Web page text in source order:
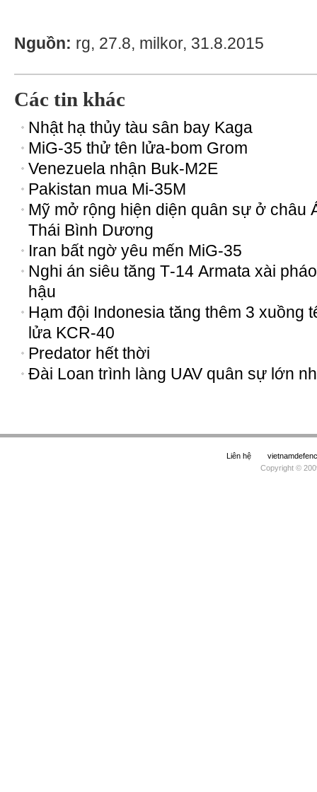
Nguồn: rg, 27.8, milkor, 31.8.2015
Các tin khác
Nhật hạ thủy tàu sân bay Kaga
MiG-35 thử tên lửa-bom Grom
Venezuela nhận Buk-M2E
Pakistan mua Mi-35M
Mỹ mở rộng hiện diện quân sự ở châu
Thái Bình Dương
Iran bất ngờ yêu mến MiG-35
Nghi án siêu tăng Т-14 Armata xài
hậu
Hạm đội Indonesia tăng thêm 3 xuồng
lửa KCR-40
Predator hết thời
Đài Loan trình làng UAV quân sự lớn
Liên hệ
Copyright ©